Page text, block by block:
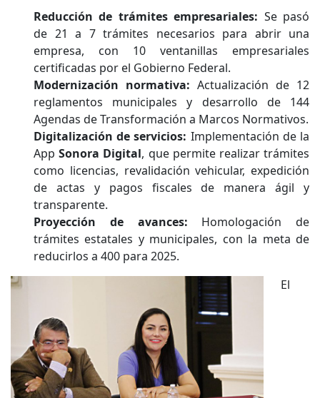
Reducción de trámites empresariales: Se pasó
de 21 a 7 trámites necesarios para abrir una
empresa, con 10 ventanillas empresariales
certificadas por el Gobierno Federal.
Modernización normativa: Actualización de 12
reglamentos municipales y desarrollo de 144
Agendas de Transformación a Marcos Normativos.
Digitalización de servicios: Implementación de la
AppSonora Digital, que permite realizar trámites
como licencias, revalidación vehicular, expedición
de actas y pagos fiscales de manera ágil y
transparente.
Proyección de avances: Homologación de
trámites estatales y municipales, con la meta de
reducirlos a 400 para 2025.
El